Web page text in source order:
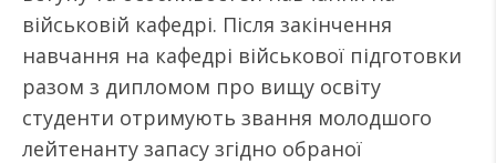
військовій кафедрі. Після закінчення
навчання на кафедрі військової підготовки
разом з дипломом про вищу освіту
студенти отримують звання молодшого
лейтенанту запасу згідно обраної